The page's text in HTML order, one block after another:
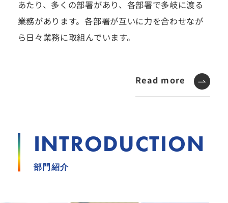
あたり、多くの部署があり、各部署で多岐に渡る
業務があります。各部署が互いに力を合わせなが
ら日々業務に取組んでいます。
Read more
INTRODUCTION
部門紹介